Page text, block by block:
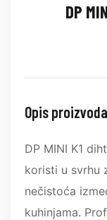
DP
Opis proizvoda
DP MINI K1
koristi u svrhu
nečistoća
kuhinjama.